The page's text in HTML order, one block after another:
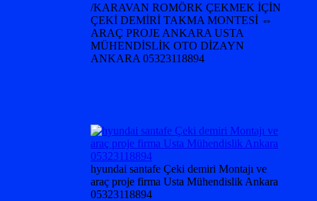
/KARAVAN ROMÖRK ÇEKMEK İÇİN
ÇEKİ DEMİRİ TAKMA MONTESİ ⇔
ARAÇ PROJE ANKARA USTA
MÜHENDİSLİK OTO DİZAYN
ANKARA 05323118894
hyundai santafe Çeki demiri Montajı ve
araç proje firma Usta Mühendislik Ankara
05323118894